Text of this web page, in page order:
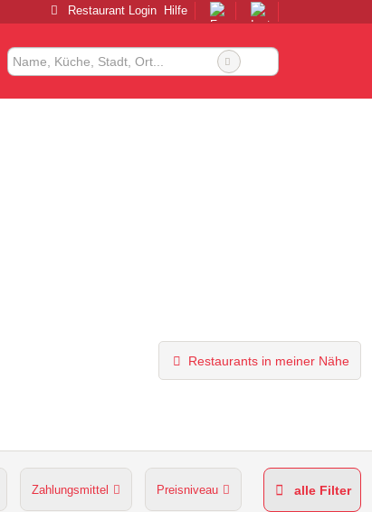
Restaurant Login Hilfe
Restaurants in meiner Nähe
Zahlungsmittel Preisniveau alle Filter